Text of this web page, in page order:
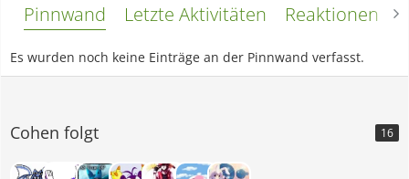
übermittelt werden. Mehr Informationen dazu haben wir in unserer
Datenschutzerklärung zur Verfügung gestellt.
Pinnwand Letzte Aktivitäten Reaktionen
Es wurden noch keine Einträge an der Pinnwand verfasst.
Cohen folgt 16